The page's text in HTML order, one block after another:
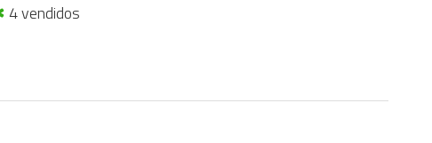
4 vendidos